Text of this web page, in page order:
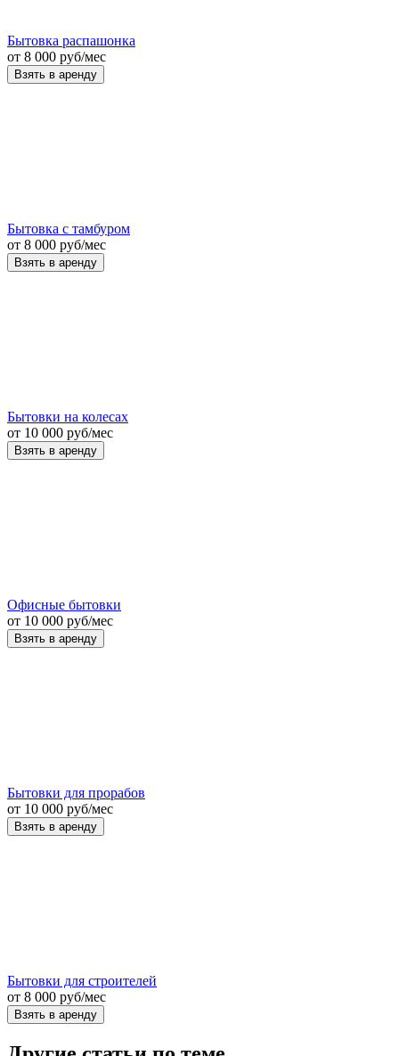
Бытовка распашонка
от 8 000 руб/мес
Взять в аренду
Бытовка с тамбуром
от 8 000 руб/мес
Взять в аренду
Бытовки на колесах
от 10 000 руб/мес
Взять в аренду
Офисные бытовки
от 10 000 руб/мес
Взять в аренду
Бытовки для прорабов
от 10 000 руб/мес
Взять в аренду
Бытовки для строителей
от 8 000 руб/мес
Взять в аренду